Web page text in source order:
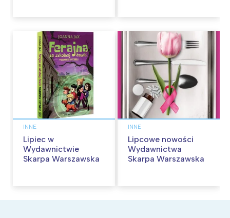
INNE
Lipiec w
Wydawnictwie
Skarpa Warszawska
INNE
Lipcowe nowości
Wydawnictwa
Skarpa Warszawska